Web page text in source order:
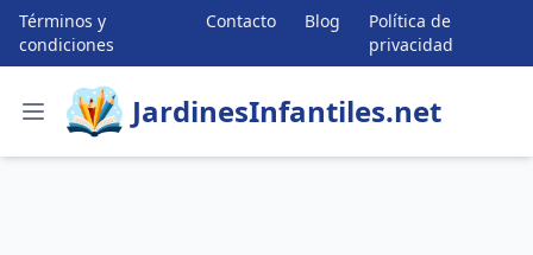
Términos y
condiciones
Contacto Blog
Política de
privacidad
JardinesInfantiles.net